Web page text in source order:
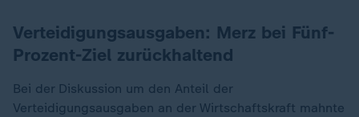
Verteidigungsausgaben: Merz bei Fünf-
Prozent-Ziel zurückhaltend
Bei der Diskussion um den Anteil der
Verteidigungsausgaben an der Wirtschaftskraft mahnte